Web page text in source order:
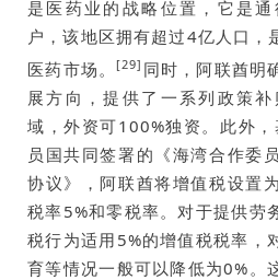
是医药业的战略位置，它是
户，该地区拥有超过4亿人口，
医药市场。[29] 同时，阿联酋明
展方向，提供了一系列政策
域，外资可100%独资。此外
员国共同签署的《海湾合作委
协议》，阿联酋将增值税设置
税率5%和零税率。对于提供劳
税行为适用5%的增值税税率，
育等情况一般可以降低为0%。